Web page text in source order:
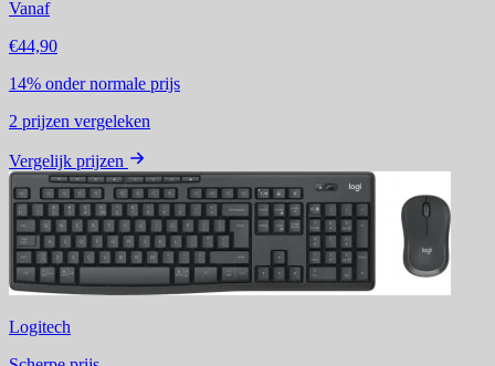
Vanaf
€44,90
14% onder normale prijs
2 prijzen vergeleken
Vergelijk prijzen
Logitech